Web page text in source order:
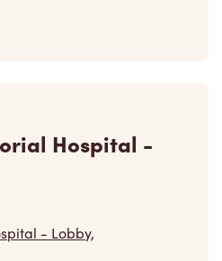
Hospital -
- Lobby,